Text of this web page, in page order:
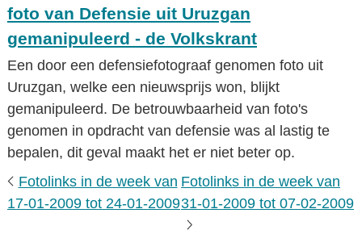
foto van Defensie uit Uruzgan
gemanipuleerd - de Volkskrant
Een door een defensiefotograaf genomen foto uit
Uruzgan, welke een nieuwsprijs won, blijkt
gemanipuleerd. De betrouwbaarheid van foto's
genomen in opdracht van defensie was al lastig te
bepalen, dit geval maakt het er niet beter op.
Fotolinks in de week van
17-01-2009 tot 24-01-2009
Fotolinks in de week van
31-01-2009 tot 07-02-2009